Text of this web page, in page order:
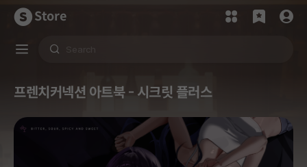
Store
프렌치커넥션 아트북 - 시크릿 플러스